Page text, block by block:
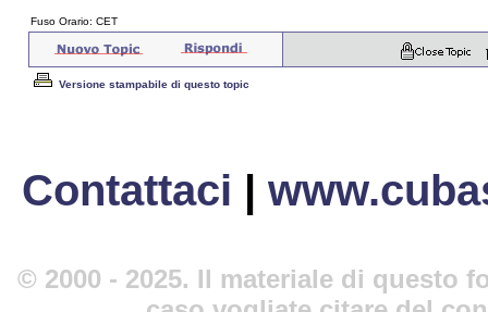
Fuso Orario: CET
Versione stampabile di questo topic
Contattaci |
© 2000 - 2025. Il materiale di questo